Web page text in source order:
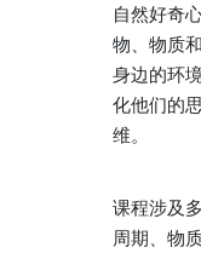
自然好奇
物、物质
身边的环
化他们的
维。
课程涉及
周期、物